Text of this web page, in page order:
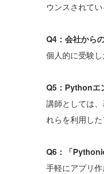
ウンスされて
Q4：会社から
個人的に受験
Q5：Pythonエ
講師としては
れらを利用し
Q6：「
手軽にアプリ